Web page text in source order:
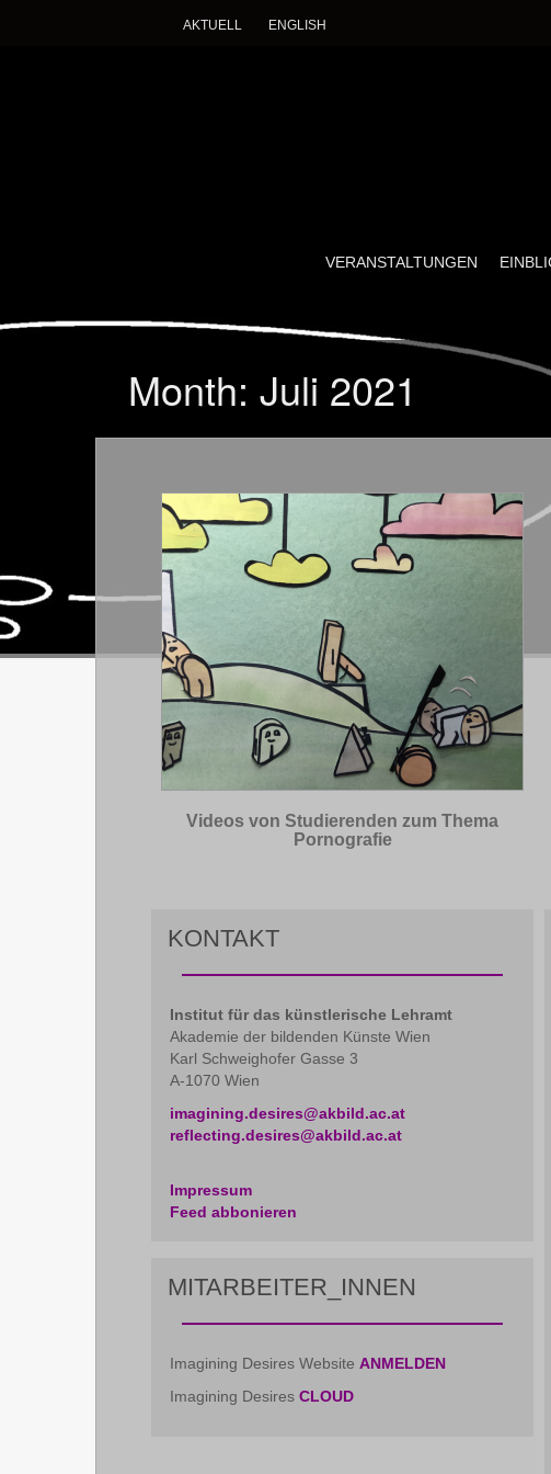
AKTUELL ENGLISH
Ein wissenschaftlich-künstlerisches
TO
VERANSTALTUNGEN
Month: Juli 2021
Videos von Studierenden zum Thema
Pornografie
KONTAKT
Institut für das künstlerische Lehramt
Akademie der bildenden Künste Wien
Karl Schweighofer Gasse 3
A-1070 Wien
imagining.desires@akbild.ac.at
reflecting.desires@akbild.ac.at
Impressum
Feed abbonieren
MITARBEITER_INNEN
Imagining Desires Website ANMELDEN
Imagining Desires CLOUD